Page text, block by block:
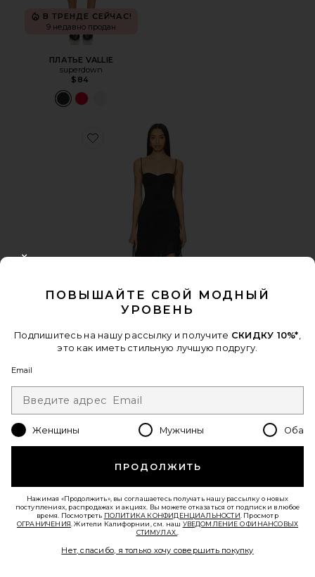
В ТРЕНДЕ СЕЙЧАС!
9 недавно продан
ПЛАТЬЕ VALLIE
superdown
$84
Favorite ПЛАТЬЕ CATERINA
Лидер Продаж
$195
Favorite ПЛАТЬЕ NOAH
ПОВЫШАЙТЕ СВОЙ МОДНЫЙ
УРОВЕНЬ
Подпишитесь на нашу рассылку и получите СКИДКУ 10%*
это как иметь стильную лучшую подругу.
Email
Женщины Мужчины Оба
ПРОДОЛЖИТЬ
Нажимая «Продолжить», вы соглашаетесь получать нашу рассылку о новых
поступлениях, распродажах и акциях. Вы можете отказаться от подписки в любое
время. Посмотреть ПОЛИТИКА КОНФИДЕНЦИАЛЬНОСТИ . Просмотр
ОГРАНИЧЕНИЯ . Жители Калифорнии, см. наш УВЕДОМЛЕНИЕ О ФИНАНСОВЫХ
СТИМУЛАХ.
Нет, спасибо, я только хочу совершить покупку